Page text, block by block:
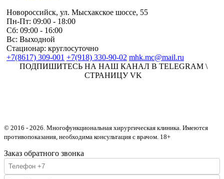
Новороссийск, ул. Мысхакское шоссе, 55
Пн-Пт: 09:00 - 18:00
Сб: 09:00 - 16:00
Вс: Выходной
Стационар: круглосуточно
+7(8617) 309-001 +7(918) 330-90-02 mhk.mc@mail.ru
ПОДПИШИТЕСЬ НА НАШ КАНАЛ В TELEGRAM \
СТРАНИЦУ VK
© 2016 - 2026. Многофункциональная хирургическая клиника. Имеются
противопоказания, необходима консультация с врачом. 18+
Заказ обратного звонка